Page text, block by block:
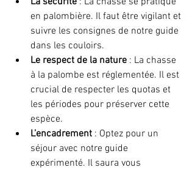
en palombière. Il faut être vigilant et
suivre les consignes de notre guide
dans les couloirs.
Le respect de la nature : La chasse
à la palombe est réglementée. Il est
crucial de respecter les quotas et
les périodes pour préserver cette
espèce.
L’encadrement : Optez pour un
séjour avec notre guide
expérimenté. Il saura vous